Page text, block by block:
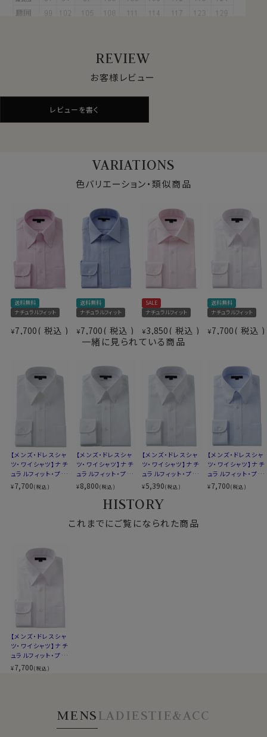
素材感・風合い・見栄えの良いことが特徴である綿
100％ですが、天然素材であるが故にしわができやすい
素材。
綿100％素材に特殊な形態安定加工を施すことにより、
ポリエステル混の形態安定シャツに近い防しわ性があり
出てソフト感が失われがちになります。
た上で防しわ機能を高めるべく、液体アンモニア処理を
結果、光沢感・ソフト感にあふれ着心地のいい、さらに洗
濯後のお手入れが楽といった、相反する事象を併せ持っ
た、ozieの別注生地ならではの上質シャツに仕上がりま
ボタンダウンに近い感覚ですが、衿先がはねないように
衿先を留めるスナップボタンが衿裏に隠れているため、
よりドレッシーな雰囲気を持った衿型です。
ネクタイを結んだ際のソフトな衿ロールがエレガントな
シングルのスーツはもちろんのこと、ダブルのスーツとの
相性も抜群と、意外と使用範囲の広いシャツです。
カフス部分はコンバーチブルカフスになっておりますの
S-37～LL-43・3L-45・4L-47cm / トールM-88・L-90・
LL-90cm・全１２サイズにてご用意。(サイズ表C)
スポット商品につき再入荷はございませんのでご了承く
仕様表
素材
綿100％（80番手双糸）
プレミアムコットン.
形態安定
ツイル
キーパー
なし
後身頃
バックダーツ入り
織柄無地
カフス
アジャスタブル
コンバーチブルカフス
衿高
前2.7cm 後4.6cm
S-37～LL-43・3L-45・4L-47cm
トールM-88・L-90・LL-90cm
ナチュラルフィット
▼スポット商品につき再入荷はございませんのでご了承
ください
後ろ身頃にダーツを入れて、ウエスト部分をやや絞ったス
タイルです。
適度に絞ったウエストラインは細すぎず、それでいてダボ
つきのないシルエット。
着心地を考え、細いだけのシャツとは一線を画したつくり
なサイズと同じ感覚でお選びください。
REVIEW
お客様レビュー
レビューを書く
VARIATIONS
色バリエーション・類似商品
送料無料
ナチュラルフィット
¥7,700 税込
送料無料
ナチュラルフィット
¥7,700 税込
SALE
ナチュラルフィット
¥3,850 税込
送料無料
ナチュラルフィット
¥7,700 税込
一緒に見られている商品
【メンズ・ドレスシャ
ツ・ワイシャツ】ナチ
ュラルフィット・プレ
ミアムコットン・形態
安定・スナップダウ
¥7,700(税込)
【メンズ・ドレスシャ
ツ・ワイシャツ】ナチ
ュラルフィット・プレ
ミアムコットン100
番手双糸・イージー
ケア・スナップダウ
ン・ポケット無し
¥8,800(税込)
【メンズ・ドレスシャ
ツ・ワイシャツ】ナチ
ュラルフィット・プレ
ミアムコットン・形態
安定・スナップダウ
ン・SALE
¥5,390(税込)
【メンズ・ドレスシャ
ツ・ワイシャツ】ナチ
ュラルフィット・プレ
ミアムコットン・形態
安定・スナップダウ
¥7,700(税込)
HISTORY
これまでにご覧になられた商品
【メンズ・ドレスシャ
ツ・ワイシャツ】ナチ
ュラルフィット・プレ
ミアムコットン・形態
安定・スナップダウ
¥7,700(税込)
MENSLADIESTIE&ACC